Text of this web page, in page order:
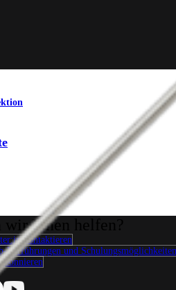
wir Ihnen helfen?
kontaktieren
Vorführungen und Schulungsmöglichkeiten